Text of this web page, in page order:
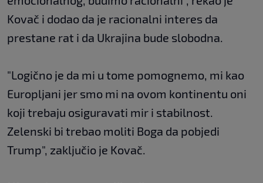
Kovač i dodao da je racionalni interes da
prestane rat i da Ukrajina bude slobodna.
"Logično je da mi u tome pomognemo, mi kao
Europljani jer smo mi na ovom kontinentu oni
koji trebaju osiguravati mir i stabilnost.
Zelenski bi trebao moliti Boga da pobjedi
Trump", zaključio je Kovač.